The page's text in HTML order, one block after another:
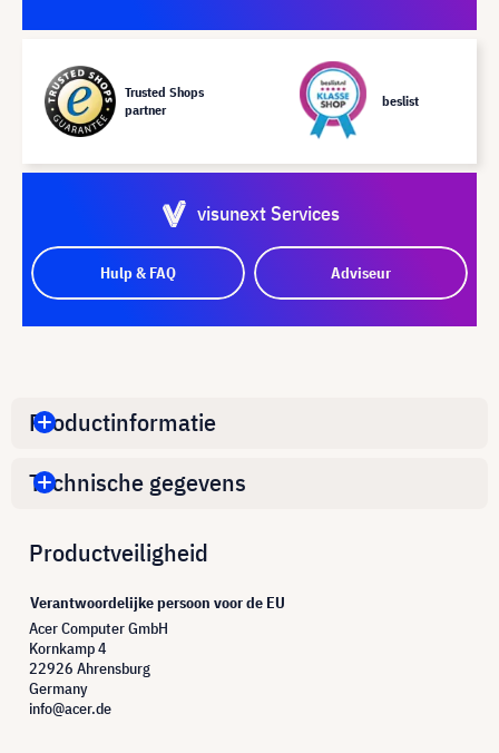
Trusted Shops
partner
beslist
visunext Services
Hulp & FAQ Adviseur
Productinformatie
Technische gegevens
Productveiligheid
Verantwoordelijke persoon voor de EU
Acer Computer GmbH
Kornkamp 4
22926 Ahrensburg
Germany
info@acer.de